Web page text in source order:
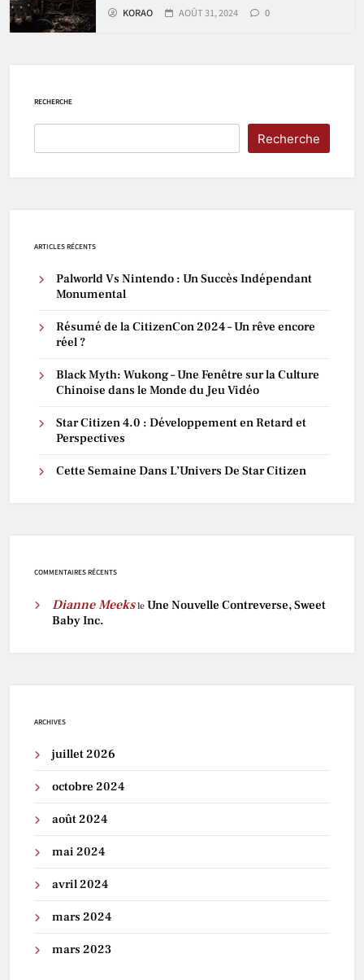
KORAO AOÛT 31, 2024 0
RECHERCHE
Recherche
ARTICLES RÉCENTS
Palworld Vs Nintendo : Un Succès Indépendant
Monumental
Résumé de la CitizenCon 2024 – Un rêve encore
réel ?
Black Myth: Wukong – Une Fenêtre sur la Culture
Chinoise dans le Monde du Jeu Vidéo
Star Citizen 4.0 : Développement en Retard et
Perspectives
Cette Semaine Dans L’Univers De Star Citizen
COMMENTAIRES RÉCENTS
Dianne Meeksle Une Nouvelle Contreverse, Sweet
Baby Inc.
ARCHIVES
juillet 2026
octobre 2024
août 2024
mai 2024
avril 2024
mars 2024
mars 2023